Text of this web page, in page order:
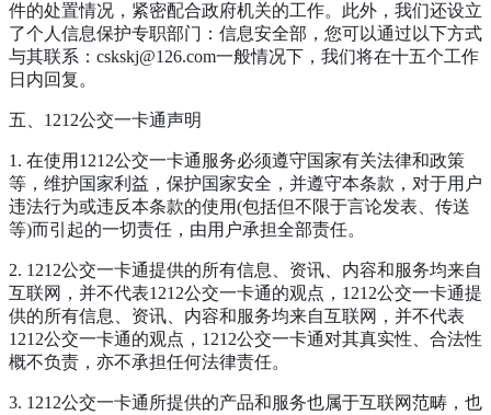
件的处置情况，紧密配合政府机关的工作。此外，我们还设立
了个人信息保护专职部门：信息安全部，您可以通过以下方式
与其联系：cskskj@126.com一般情况下，我们将在十五个工作
日内回复。
五、1212公交一卡通声明
1. 在使用1212公交一卡通服务必须遵守国家有关法律和政策
等，维护国家利益，保护国家安全，并遵守本条款，对于用户
违法行为或违反本条款的使用(包括但不限于言论发表、传送
等)而引起的一切责任，由用户承担全部责任。
2. 1212公交一卡通提供的所有信息、资讯、内容和服务均来自
互联网，并不代表1212公交一卡通的观点，1212公交一卡通提
供的所有信息、资讯、内容和服务均来自互联网，并不代表
1212公交一卡通的观点，1212公交一卡通对其真实性、合法性
概不负责，亦不承担任何法律责任。
3. 1212公交一卡通所提供的产品和服务也属于互联网范畴，也